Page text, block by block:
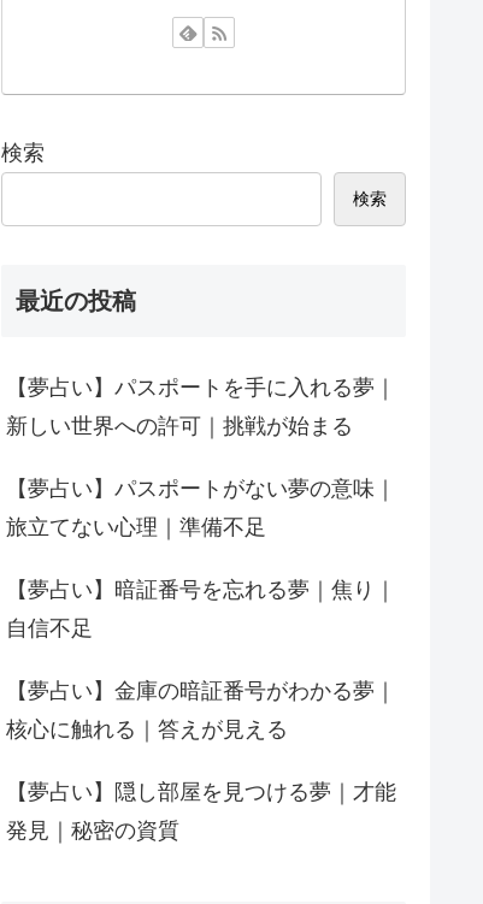
検索
検索
最近の投稿
【夢占い】パスポートを手に入れる夢｜
新しい世界への許可｜挑戦が始まる
【夢占い】パスポートがない夢の意味｜
旅立てない心理｜準備不足
【夢占い】暗証番号を忘れる夢｜焦り｜
自信不足
【夢占い】金庫の暗証番号がわかる夢｜
核心に触れる｜答えが見える
【夢占い】隠し部屋を見つける夢｜才能
発見｜秘密の資質